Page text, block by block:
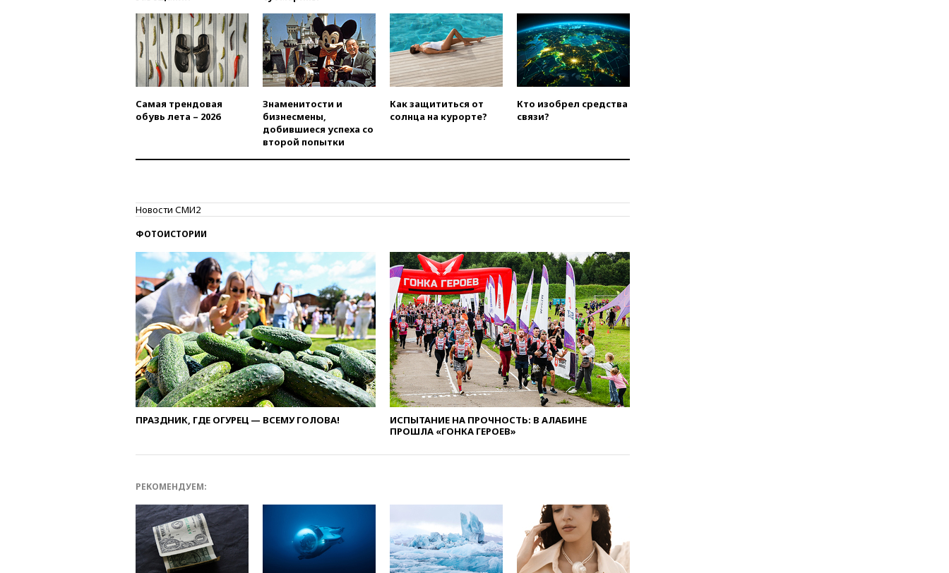
вчера, 22:15Три человека
получили ножевые ранения
при нападении в Чехии
вчера, 22:00Путин поручил
выделить средства на новые
РЛС для Белгородской
области
вчера, 21:56 The Atlantic: Маск
атак вглубь РФ
официальный отказ в визах от
Хорватии
вчера, 21:15Пентагон
опубликовал 16 новых видео с
НЛО
вчера, 21:00На границе
Украины с Польшей скопилось
свыше 6,5 тысячи грузовиков
вчера, 20:53Швыдкой:
«Интервидение» точно
пройдет в 2026 году
вчера, 20:45
беспилотников над Россией
Белгородской области
вчера, 20:30Лидию Невзорову
заочно арестовали по делу о
финансировании
экстремизма
Самая трендовая
обувь лета – 2026
Знаменитости и
бизнесмены,
добившиеся успеха со
второй попытки
Как защититься от
солнца на курорте?
Кто изобрел средства
связи?
Новости СМИ2
ФОТОИСТОРИИ
ПРАЗДНИК, ГДЕ ОГУРЕЦ — ВСЕМУ ГОЛОВА!
ИСПЫТАНИЕ НА ПРОЧНОСТЬ: В АЛАБИНЕ
ПРОШЛА «ГОНКА ГЕРОЕВ»
РЕКОМЕНДУЕМ: